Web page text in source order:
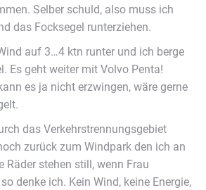
Selber schuld, also muss ich
das Focksegel runterziehen.
auf 3…4 ktn runter und ich berge
Es geht weiter mit Volvo Penta!
es ja nicht erzwingen, wäre gerne
das Verkehrstrennungsgebiet
zurück zum Windpark den ich an
Räder stehen still, wenn Frau
denke ich. Kein Wind, keine Energie,